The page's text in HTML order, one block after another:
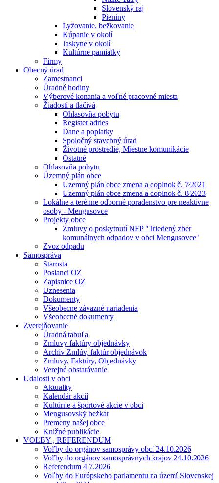
Slovenský raj
Pieniny
Lyžovanie, bežkovanie
Kúpanie v okolí
Jaskyne v okolí
Kultúrne pamiatky
Firmy
Obecný úrad
Zamestnanci
Úradné hodiny
Výberové konania a voľné pracovné miesta
Žiadosti a tlačivá
Ohlasovňa pobytu
Register adries
Dane a poplatky
Spoločný stavebný úrad
Životné prostredie, Miestne komunikácie
Ostatné
Ohlasovňa pobytu
Územný plán obce
Uzemný plán obce zmena a doplnok č. 7⁄2021
Uzemný plán obce zmena a doplnok č. 8⁄2023
Lokálne a terénne odborné poradenstvo pre neaktívne
osoby - Mengusovce
Projekty obce
Zmluvy o poskytnutí NFP "Triedený zber
komunálnych odpadov v obci Mengusovce"
Zvoz odpadu
Samospráva
Starosta
Poslanci OZ
Zapisnice OZ
Uznesenia
Dokumenty
Všeobecne závazné nariadenia
Všeobecné dokumenty
Zverejňovanie
Úradná tabuľa
Zmluvy faktúry objednávky
Archiv Zmlúv, faktúr objednávok
Zmluvy, Faktúry, Objednávky
Verejné obstarávanie
Udalosti v obci
Aktuality
Kalendár akcií
Kultúrne a športové akcie v obci
Mengusovský bežkár
Premeny našej obce
Knižné publikácie
VOĽBY , REFERENDUM
Voľby do orgánov samosprávy obcí 24.10.2026
Voľby do orgánov samosprávnych krajov 24.10.2026
Referendum 4.7.2026
Voľby do Európskeho parlamentu na území Slovenskej